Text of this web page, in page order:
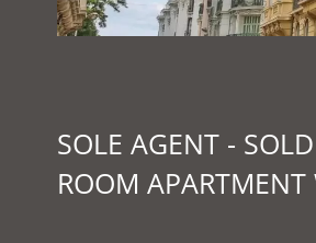
SOLE AGENT -
ROOM APARTMENT